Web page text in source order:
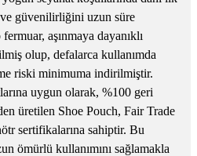
güvenilirliğini uzun süre
aşınmaya dayanıklı
olup, defalarca kullanımda
riski minimuma indirilmiştir.
uygun olarak, %100 geri
üretilen Shoe Pouch, Fair Trade
sertifikalarına sahiptir. Bu
ömürlü kullanımını sağlamakla